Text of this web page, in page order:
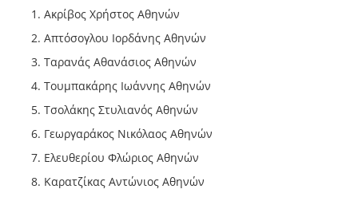
Ακρίβος Χρήστος Αθηνών
Απτόσογλου Ιορδάνης Αθηνών
Ταρανάς Αθανάσιος Αθηνών
Τουμπακάρης Ιωάννης Αθηνών
Τσολάκης Στυλιανός Αθηνών
Γεωργαράκος Νικόλαος Αθηνών
Ελευθερίου Φλώριος Αθηνών
Καρατζίκας Αντώνιος Αθηνών